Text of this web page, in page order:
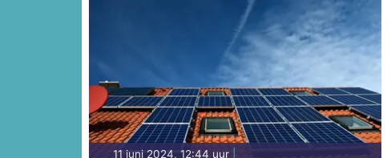
11 juni 2024, 12:44 uur